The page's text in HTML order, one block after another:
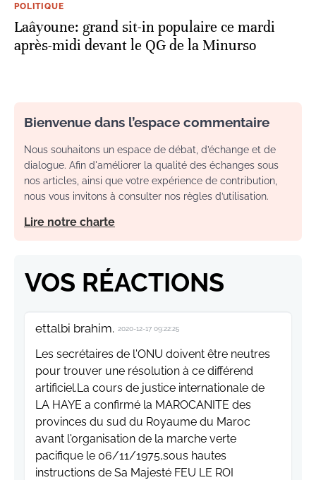
POLITIQUE
Laâyoune: grand sit-in populaire ce mardi
après-midi devant le QG de la Minurso
Bienvenue dans l’espace commentaire
Nous souhaitons un espace de débat, d’échange et de
dialogue. Afin d'améliorer la qualité des échanges sous
nos articles, ainsi que votre expérience de contribution,
nous vous invitons à consulter nos règles d’utilisation.
Lire notre charte
VOS RÉACTIONS
ettalbi brahim. 2020-12-17 09:22:25
Les secrétaires de l'ONU doivent être neutres
pour trouver une résolution à ce différend
artificiel.La cours de justice internationale de
LA HAYE a confirmé la MAROCANITE des
provinces du sud du Royaume du Maroc
avant l'organisation de la marche verte
pacifique le 06/11/1975,sous hautes
instructions de Sa Majesté FEU LE ROI